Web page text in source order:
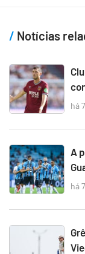
Notícias
há
A
há